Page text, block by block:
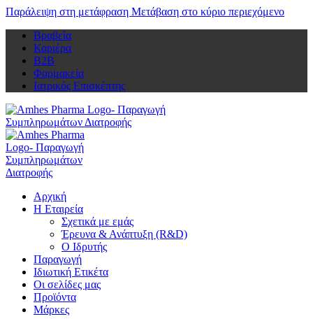
Παράλειψη στη μετάφραση Μετάβαση στο κύριο περιεχόμενο
Βραβεία
Καριέρα
Β2Β
Φαρμακεία
Ιατρικός Επισκέπτης
Αρχική
Η Εταιρεία
Σχετικά με εμάς
Έρευνα & Ανάπτυξη (R&D)
Ο Ιδρυτής
Παραγωγή
Ιδιωτική Ετικέτα
Οι σελίδες μας
Προϊόντα
Μάρκες